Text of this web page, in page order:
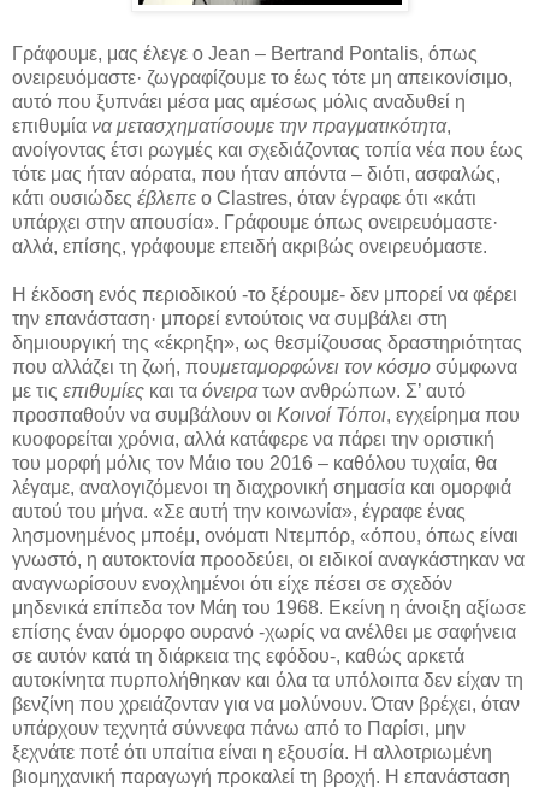
Γράφουμε, μας έλεγε ο Jean – Bertrand Pontalis, όπως
ονειρευόμαστε· ζωγραφίζουμε το έως τότε μη απεικονίσιμο,
αυτό που ξυπνάει μέσα μας αμέσως μόλις αναδυθεί η
επιθυμία να μετασχηματίσουμε την πραγματικότητα,
ανοίγοντας έτσι ρωγμές και σχεδιάζοντας τοπία νέα που έως
τότε μας ήταν αόρατα, που ήταν απόντα – διότι, ασφαλώς,
κάτι ουσιώδες έβλεπε ο Clastres, όταν έγραφε ότι «κάτι
υπάρχει στην απουσία». Γράφουμε όπως ονειρευόμαστε·
αλλά, επίσης, γράφουμε επειδή ακριβώς ονειρευόμαστε.
Η έκδοση ενός περιοδικού -το ξέρουμε- δεν μπορεί να φέρει
την επανάσταση· μπορεί εντούτοις να συμβάλει στη
δημιουργική της «έκρηξη», ως θεσμίζουσας δραστηριότητας
που αλλάζει τη ζωή, πουμεταμορφώνει τον κόσμο σύμφωνα
με τις επιθυμίες και τα όνειρατων ανθρώπων. Σ’ αυτό
προσπαθούν να συμβάλουν οι Κοινοί Τόποι, εγχείρημα που
κυοφορείται χρόνια, αλλά κατάφερε να πάρει την οριστική
του μορφή μόλις τον Μάιο του 2016 – καθόλου τυχαία, θα
λέγαμε, αναλογιζόμενοι τη διαχρονική σημασία και ομορφιά
αυτού του μήνα. «Σε αυτή την κοινωνία», έγραφε ένας
λησμονημένος μποέμ, ονόματι Ντεμπόρ, «όπου, όπως είναι
γνωστό, η αυτοκτονία προοδεύει, οι ειδικοί αναγκάστηκαν να
αναγνωρίσουν ενοχλημένοι ότι είχε πέσει σε σχεδόν
μηδενικά επίπεδα τον Μάη του 1968. Εκείνη η άνοιξη αξίωσε
επίσης έναν όμορφο ουρανό -χωρίς να ανέλθει με σαφήνεια
σε αυτόν κατά τη διάρκεια της εφόδου-, καθώς αρκετά
αυτοκίνητα πυρπολήθηκαν και όλα τα υπόλοιπα δεν είχαν τη
βενζίνη που χρειάζονταν για να μολύνουν. Όταν βρέχει, όταν
υπάρχουν τεχνητά σύννεφα πάνω από το Παρίσι, μην
ξεχνάτε ποτέ ότι υπαίτια είναι η εξουσία. Η αλλοτριωμένη
βιομηχανική παραγωγή προκαλεί τη βροχή. Η επανάσταση